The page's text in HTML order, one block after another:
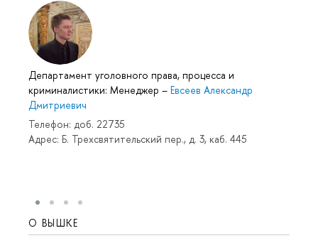
Департамент уголовного права, процесса и
криминалистики: Менеджер – Евсеев Александр
Дмитриевич
Телефон: доб. 22735
Адрес: Б. Трехсвятительский пер., д. 3, каб. 445
О ВЫШКЕ